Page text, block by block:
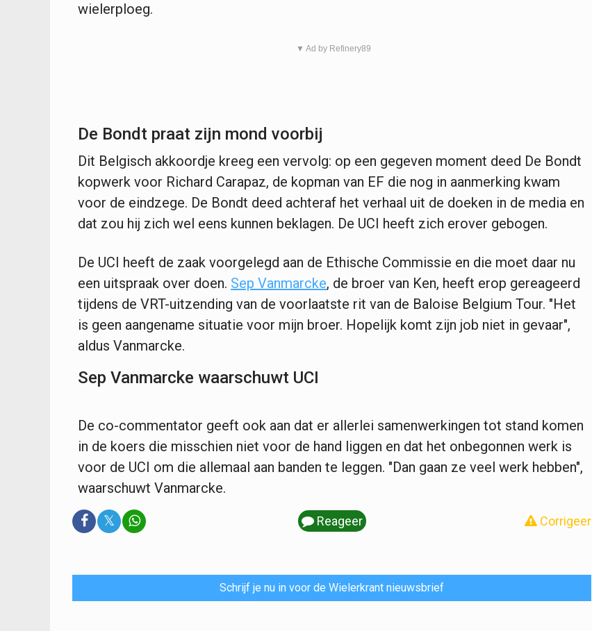
wielerploeg.
▼ Ad by Refinery89
De Bondt praat zijn mond voorbij
Dit Belgisch akkoordje kreeg een vervolg: op een gegeven moment deed De Bondt
kopwerk voor Richard Carapaz, de kopman van EF die nog in aanmerking kwam
voor de eindzege. De Bondt deed achteraf het verhaal uit de doeken in de media en
dat zou hij zich wel eens kunnen beklagen. De UCI heeft zich erover gebogen.
De UCI heeft de zaak voorgelegd aan de Ethische Commissie en die moet daar nu
een uitspraak over doen. Sep Vanmarcke, de broer van Ken, heeft erop gereageerd
tijdens de VRT-uitzending van de voorlaatste rit van de Baloise Belgium Tour. "Het
is geen aangename situatie voor mijn broer. Hopelijk komt zijn job niet in gevaar",
aldus Vanmarcke.
Sep Vanmarcke waarschuwt UCI
De co-commentator geeft ook aan dat er allerlei samenwerkingen tot stand komen
in de koers die misschien niet voor de hand liggen en dat het onbegonnen werk is
voor de UCI om die allemaal aan banden te leggen. "Dan gaan ze veel werk hebben",
waarschuwt Vanmarcke.
𝕏 Reageer Corrigeer
Schrijf je nu in voor de Wielerkrant nieuwsbrief